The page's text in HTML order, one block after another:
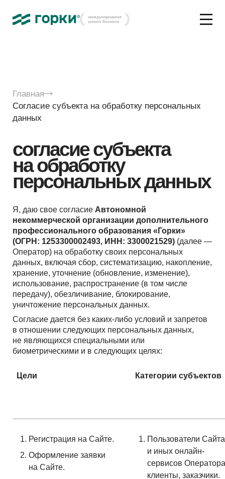
Главная
Согласие субъекта на обработку персональных
данных
согласие субъекта
на обработку
персональных данных
Я, даю свое согласие Автономной
некоммерческой организации дополнительного
профессионального образования «Горки»
(ОГРН: 1253300002493, ИНН: 3300021529)(далее —
Оператор) на обработку своих персональных
данных, включая сбор, систематизацию, накопление,
хранение, уточнение (обновление, изменение),
использование, распространение (в том числе
передачу), обезличивание, блокирование,
уничтожение персональных данных.
Согласие дается без каких-либо условий и запретов
в отношении следующих персональных данных,
не являющихся специальными или
биометрическими и в следующих целях:
Цели Категории субъектов
Регистрация на Сайте.
Оформление заявки
на Сайте.
Пользователи Сайта
и иных онлайн-
сервисов
клиенты, заказчики.